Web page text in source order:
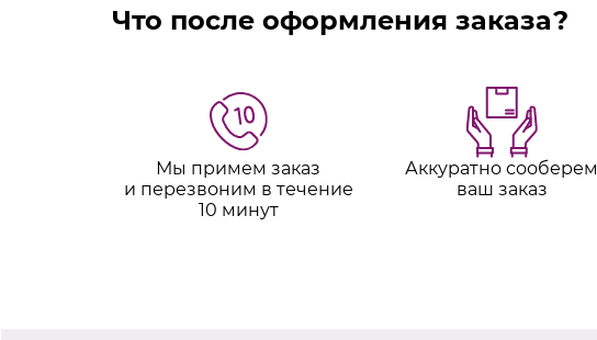
Что после оформления заказа?
Мы примем заказ
и перезвоним в течение
10 минут
Аккуратно сооберем
ваш заказ